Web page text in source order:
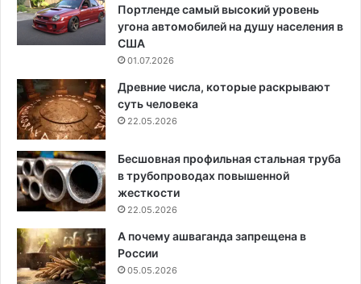
Портленде самый высокий уровень
угона автомобилей на душу населения в
США
01.07.2026
Древние числа, которые раскрывают
суть человека
22.05.2026
Бесшовная профильная стальная труба
в трубопроводах повышенной
жесткости
22.05.2026
А почему ашваганда запрещена в
России
05.05.2026